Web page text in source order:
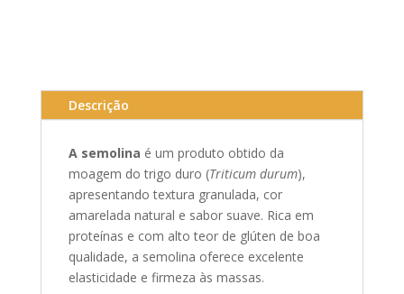
Descrição
A semolina é um produto obtido da
moagem do trigo duro (Triticum durum),
apresentando textura granulada, cor
amarelada natural e sabor suave. Rica em
proteínas e com alto teor de glúten de boa
qualidade, a semolina oferece excelente
elasticidade e firmeza às massas.